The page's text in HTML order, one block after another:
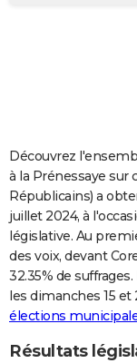
Carte de Noël
Carte Bonne année
Carte Saint-Valentin
Carte Pâques
Carte d'anniversaire
DICTIONNAIRE
Dictionnaire
Biographies
Citations
Expressions
Proverbes
PROGRAMME TV
COPAINS D'AVANT
S'inscrire
Se connecter
Lycées
Collèges
Primaires
Universités
Entreprises
Service militaire
Avis de recherche
AVIS DE DÉCÈS
FORUM
Bricolage
Lifestyle
Culture
Sport
Auto
Television
Voyage
Cinema
Découvrez
à la Prénessaye sur
Républicains) a
juillet 2024, à
législative. Au
des voix, devant
32.35% de
les dimanches 15
élections
Résultats